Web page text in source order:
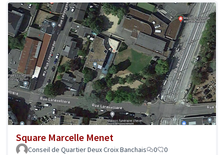
Square Marcelle Menet
Conseil de Quartier Deux Croix Banchais 0 0